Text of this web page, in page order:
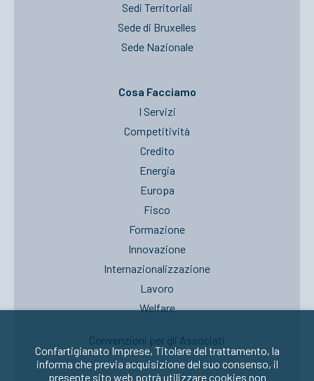
Sedi Territoriali
Sede di Bruxelles
Sede Nazionale
Cosa Facciamo
I Servizi
Competitività
Credito
Energia
Europa
Fisco
Formazione
Innovazione
Internazionalizzazione
Lavoro
Welfare
Convenzioni per gli Associati
Confartigianato Imprese, Titolare del trattamento, la
informa che previa acquisizione del suo consenso, il
presente sito web potrà utilizzare cookies non